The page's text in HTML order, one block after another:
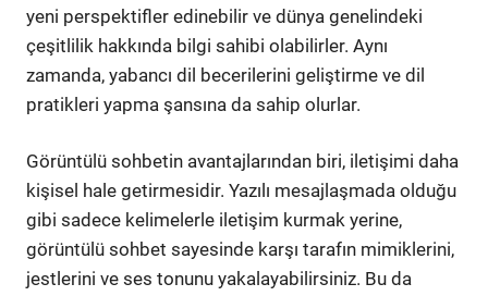
yeni perspektifler edinebilir ve dünya genelindeki
çeşitlilik hakkında bilgi sahibi olabilirler. Aynı
zamanda, yabancı dil becerilerini geliştirme ve dil
pratikleri yapma şansına da sahip olurlar.
Görüntülü sohbetin avantajlarından biri, iletişimi daha
kişisel hale getirmesidir. Yazılı mesajlaşmada olduğu
gibi sadece kelimelerle iletişim kurmak yerine,
görüntülü sohbet sayesinde karşı tarafın mimiklerini,
jestlerini ve ses tonunu yakalayabilirsiniz. Bu da